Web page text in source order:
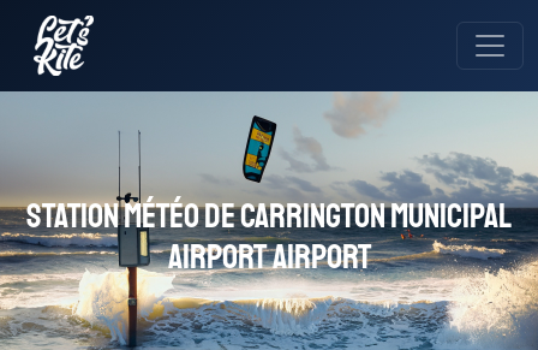
Station météo de Carrington Municipal
Airport Airport